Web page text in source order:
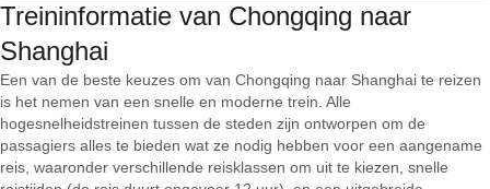
Treininformatie van Chongqing naar
Shanghai
Een van de beste keuzes om van Chongqing naar Shanghai te reizen
is het nemen van een snelle en moderne trein. Alle
hogesnelheidstreinen tussen de steden zijn ontworpen om de
passagiers alles te bieden wat ze nodig hebben voor een aangename
reis, waaronder verschillende reisklassen om uit te kiezen, snelle